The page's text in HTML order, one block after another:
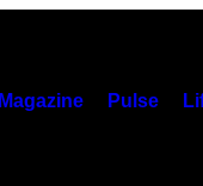
Magazine Pulse